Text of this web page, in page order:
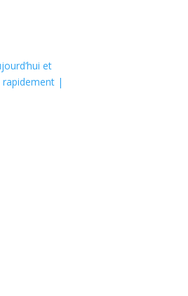
et
rapidement |